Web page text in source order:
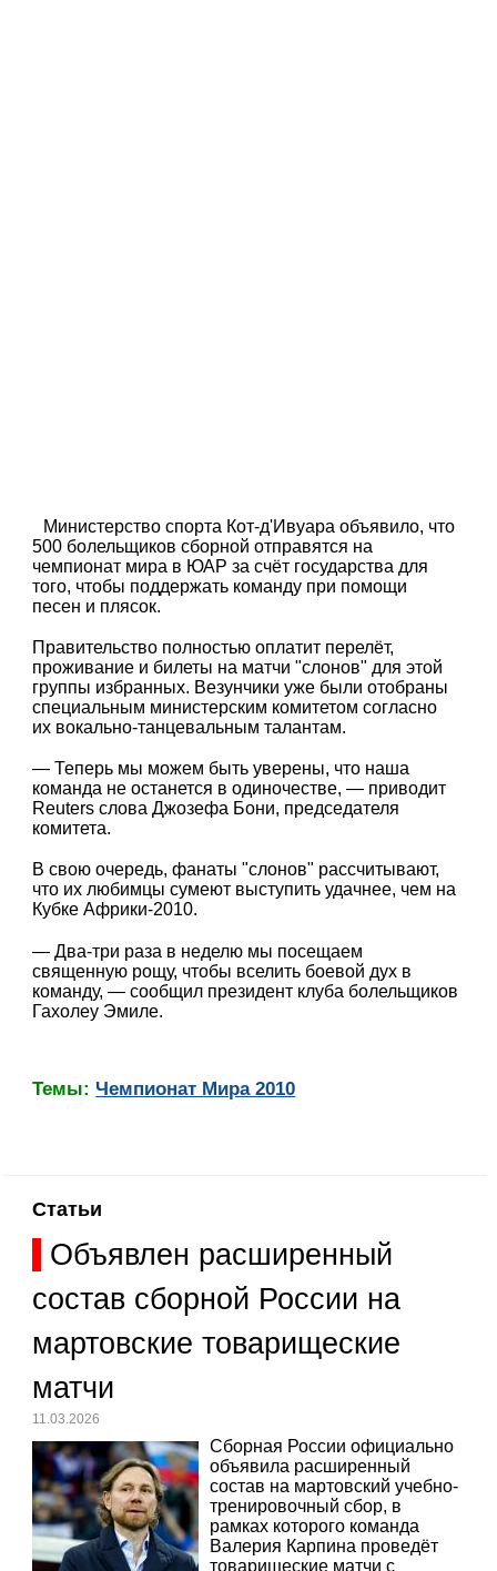
Министерство спорта Кот-д'Ивуара объявило, что
500 болельщиков сборной отправятся на
чемпионат мира в ЮАР за счёт государства для
того, чтобы поддержать команду при помощи
песен и плясок.
Правительство полностью оплатит перелёт,
проживание и билеты на матчи "слонов" для этой
группы избранных. Везунчики уже были отобраны
специальным министерским комитетом согласно
их вокально-танцевальным талантам.
— Теперь мы можем быть уверены, что наша
команда не останется в одиночестве, — приводит
Reuters слова Джозефа Бони, председателя
комитета.
В свою очередь, фанаты "слонов" рассчитывают,
что их любимцы сумеют выступить удачнее, чем на
Кубке Африки-2010.
— Два-три раза в неделю мы посещаем
священную рощу, чтобы вселить боевой дух в
команду, — сообщил президент клуба болельщиков
Гахолеу Эмиле.
Темы: Чемпионат Мира 2010
Статьи
Объявлен расширенный
состав сборной России на
мартовские товарищеские
матчи
11.03.2026
Сборная России официально
объявила расширенный
состав на мартовский учебно-
тренировочный сбор, в
рамках которого команда
Валерия Карпина проведёт
товарищеские матчи с